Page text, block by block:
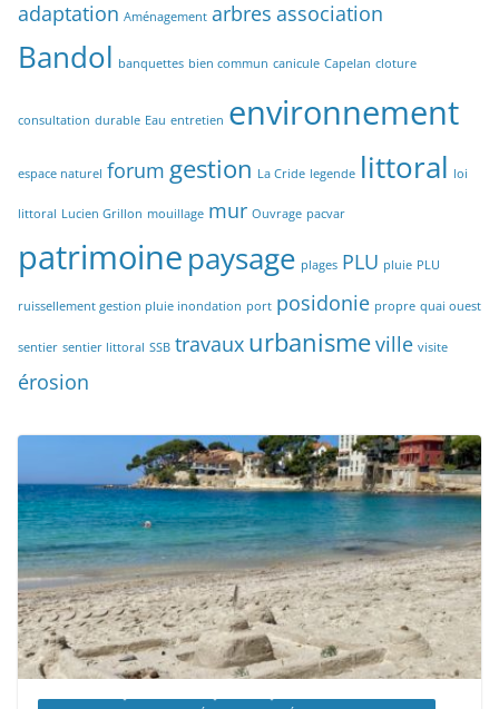
adaptation Aménagement arbres association
Bandol banquettes bien commun canicule Capelan cloture
consultation durable Eau entretien environnement
espace naturel forum gestion La Cride legende littoral loi
littoral Lucien Grillon mouillage mur Ouvrage pacvar
patrimoinepaysage plages PLU pluie PLU
ruissellement gestion pluie inondation port posidonie propre quai ouest
sentier sentier littoral SSB travaux urbanismeville visite
érosion